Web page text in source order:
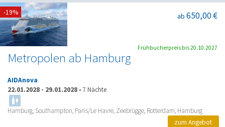
Metropolen ab Hamburg
ab 650,00 €
AIDAnova
22.01.2028 - 29.01.2028 • 7 Nächte
Hamburg, Southampton, Paris/Le Havre, Zeebrügge, Rotterdam, Hamburg
-19%
Frühbucherpreis bis 20.10.2027
zum Angebot